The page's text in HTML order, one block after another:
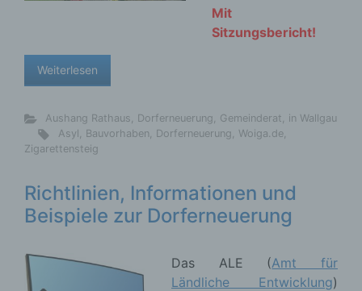
Mit
Sitzungsbericht!
Weiterlesen
Aushang Rathaus, Dorferneuerung, Gemeinderat, in Wallgau
Asyl, Bauvorhaben, Dorferneuerung, Woiga.de,
Zigarettensteig
Richtlinien, Informationen und
Beispiele zur Dorferneuerung
Das ALE (Amt für
Ländliche Entwicklung)